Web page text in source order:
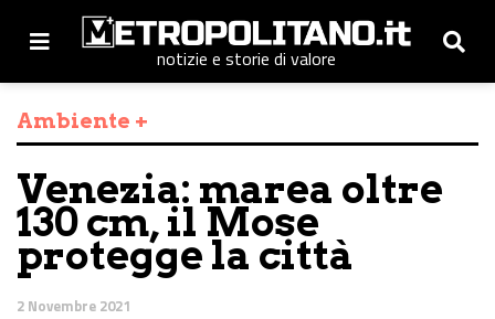
notizie e storie di valore
Ambiente +
Venezia: marea oltre
130 cm, il Mose
protegge la città
2 Novembre 2021